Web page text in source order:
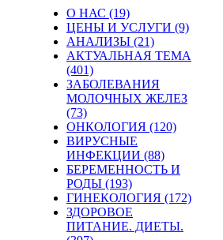
О НАС (19)
ЦЕНЫ И УСЛУГИ (9)
АНАЛИЗЫ (21)
АКТУАЛЬНАЯ ТЕМА
(401)
ЗАБОЛЕВАНИЯ
МОЛОЧНЫХ ЖЕЛЕЗ
(73)
ОНКОЛОГИЯ (120)
ВИРУСНЫЕ
ИНФЕКЦИИ (88)
БЕРЕМЕННОСТЬ И
РОДЫ (193)
ГИНЕКОЛОГИЯ (172)
ЗДОРОВОЕ
ПИТАНИЕ. ДИЕТЫ.